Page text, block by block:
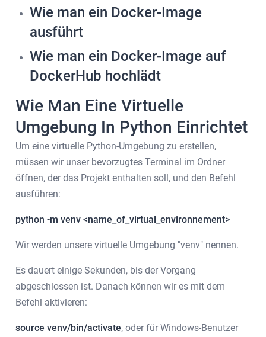
Wie man ein Docker-Image
ausführt
Wie man ein Docker-Image auf
DockerHub hochlädt
Wie Man Eine Virtuelle
Umgebung In Python Einrichtet
Um eine virtuelle Python-Umgebung zu erstellen,
müssen wir unser bevorzugtes Terminal im Ordner
öffnen, der das Projekt enthalten soll, und den Befehl
ausführen:
python -m venv <name_of_virtual_environnement>
Wir werden unsere virtuelle Umgebung "venv" nennen.
Es dauert einige Sekunden, bis der Vorgang
abgeschlossen ist. Danach können wir es mit dem
Befehl aktivieren:
source venv/bin/activate, oder für Windows-Benutzer